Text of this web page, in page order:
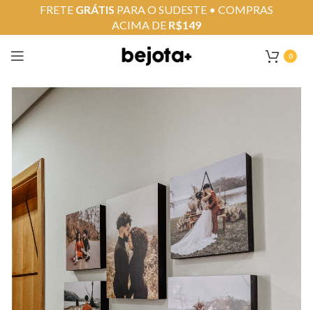
0
FRETE GRÁTIS PARA O SUDESTE • COMPRAS
ACIMA DE R$149